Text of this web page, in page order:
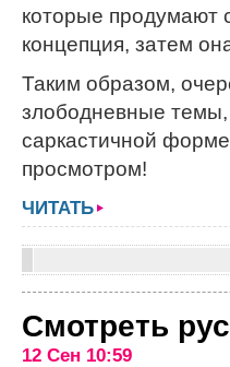
которые продумают
концепция, затем
Таким образом,
злободневные темы,
саркастичной
просмотром!
ЧИТАТЬ
Смотреть
12 Сен 10:59